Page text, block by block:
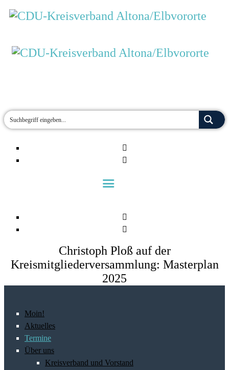
Christoph Ploß auf der
Kreismitgliederversammlung: Masterplan
2025
Moin!
Aktuelles
Termine
Über uns
Kreisverband und Vorstand